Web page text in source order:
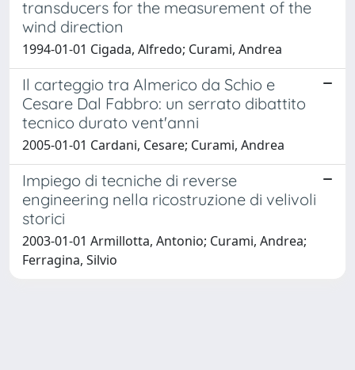
transducers for the measurement of the
wind direction
1994-01-01 Cigada, Alfredo; Curami, Andrea
Il carteggio tra Almerico da Schio e
Cesare Dal Fabbro: un serrato dibattito
tecnico durato vent'anni
2005-01-01 Cardani, Cesare; Curami, Andrea
Impiego di tecniche di reverse
engineering nella ricostruzione di velivoli
storici
2003-01-01 Armillotta, Antonio; Curami, Andrea;
Ferragina, Silvio